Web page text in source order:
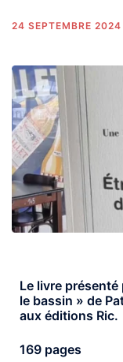
24 SEPTEMBRE 2024
Le livre
le bassin » de
aux éditions Ric.
169 pages